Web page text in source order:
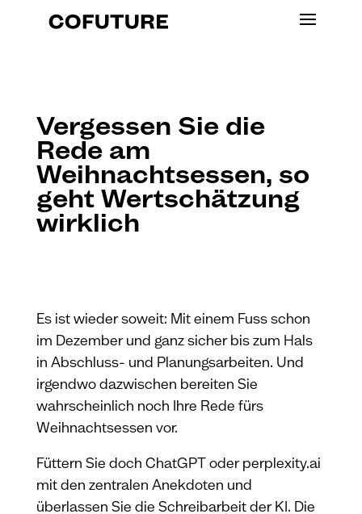
Vergessen Sie die
Rede am
Weihnachtsessen, so
geht Wertschätzung
wirklich
Es ist wieder soweit: Mit einem Fuss schon
im Dezember und ganz sicher bis zum Hals
in Abschluss- und Planungsarbeiten. Und
irgendwo dazwischen bereiten Sie
wahrscheinlich noch Ihre Rede fürs
Weihnachtsessen vor.
Füttern Sie doch ChatGPT oder perplexity.ai
mit den zentralen Anekdoten und
überlassen Sie die Schreibarbeit der KI. Die